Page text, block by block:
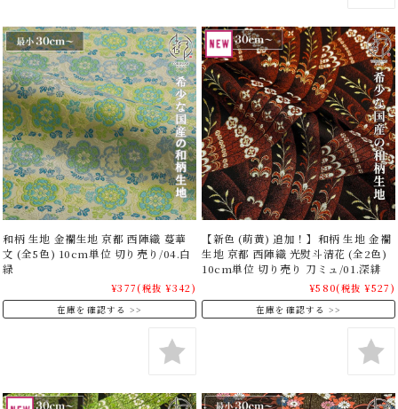
和柄 生地 金襴生地 京都 西陣織 蔓華
文 (全5色) 10cm単位 切り売り/04.白
緑
¥377(税抜 ¥342)
在庫を確認する
【新色 (萌黄) 追加！】和柄 生地 金襴
生地 京都 西陣織 光熨斗清花 (全2色)
10cm単位 切り売り 刀ミュ/01.深緋
¥580(税抜 ¥527)
在庫を確認する